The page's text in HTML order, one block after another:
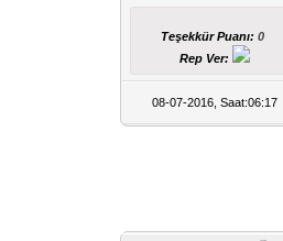
Teşekkür Puanı:0
Rep Ver:
08-07-2016, Saat:06:17